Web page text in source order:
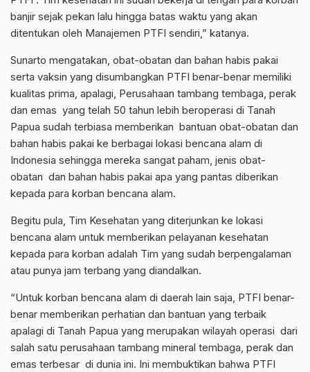
banjir sejak pekan lalu hingga batas waktu yang akan
ditentukan oleh Manajemen PTFI sendiri,” katanya.
Sunarto mengatakan, obat-obatan dan bahan habis pakai
serta vaksin yang disumbangkan PTFI benar-benar memiliki
kualitas prima, apalagi, Perusahaan tambang tembaga, perak
dan emas yang telah 50 tahun lebih beroperasi di Tanah
Papua sudah terbiasa memberikan bantuan obat-obatan dan
bahan habis pakai ke berbagai lokasi bencana alam di
Indonesia sehingga mereka sangat paham, jenis obat-
obatan dan bahan habis pakai apa yang pantas diberikan
kepada para korban bencana alam.
Begitu pula, Tim Kesehatan yang diterjunkan ke lokasi
bencana alam untuk memberikan pelayanan kesehatan
kepada para korban adalah Tim yang sudah berpengalaman
atau punya jam terbang yang diandalkan.
“Untuk korban bencana alam di daerah lain saja, PTFI benar-
benar memberikan perhatian dan bantuan yang terbaik
apalagi di Tanah Papua yang merupakan wilayah operasi dari
salah satu perusahaan tambang mineral tembaga, perak dan
emas terbesar di dunia ini. Ini membuktikan bahwa PTFI